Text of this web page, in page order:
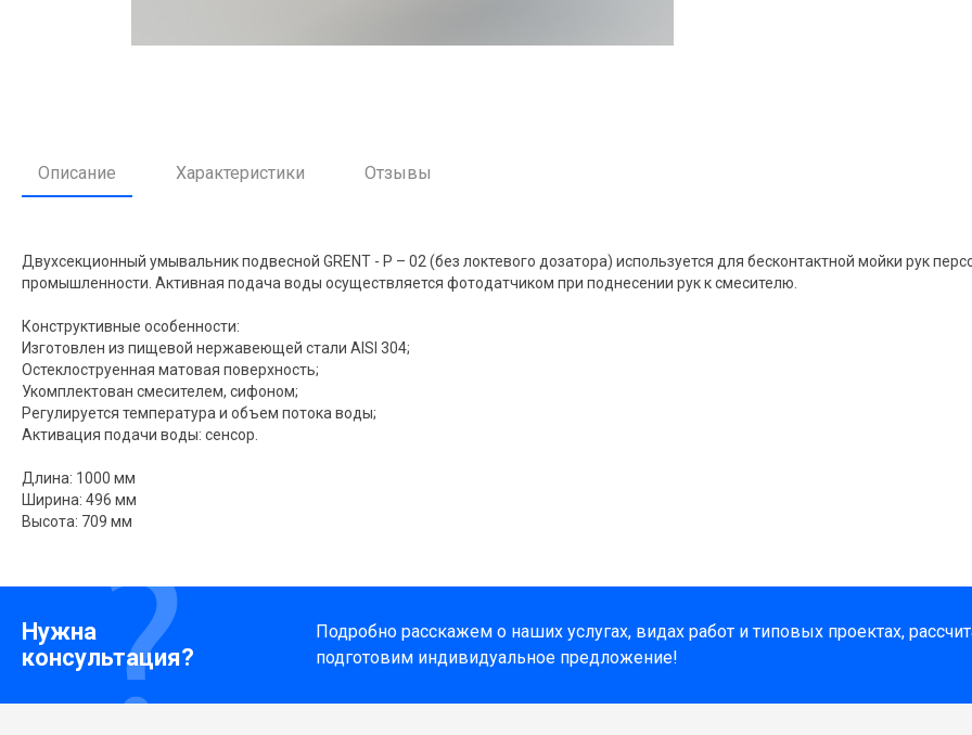
Описание Характеристики Отзывы
Двухсекционный умывальник подвесной GRENT - P – 02 (без локтевого дозатора) используется для бесконтактной мойки рук
промышленности. Активная подача воды осуществляется фотодатчиком при поднесении рук к смесителю.
Конструктивные особенности:
Изготовлен из пищевой нержавеющей стали AISI 304;
Остеклоструенная матовая поверхность;
Укомплектован смесителем, сифоном;
Регулируется температура и объем потока воды;
Активация подачи воды: сенсор.
Длина: 1000 мм
Ширина: 496 мм
Высота: 709 мм
Нужна
консультация?
Подробно расскажем о наших услугах, видах работ и типовых проектах,
подготовим индивидуальное предложение!